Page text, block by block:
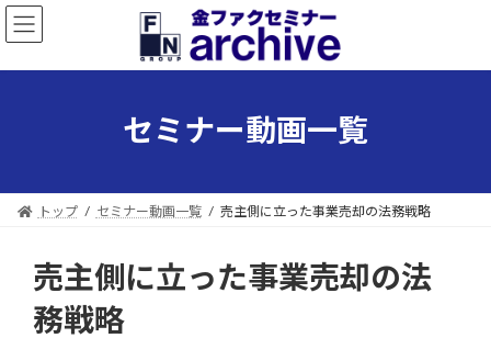
コ
ン
ッ
ナ
ビ
移
セミナー動画一覧
トップ セミナー動画一覧 売主側に立った事業売却の法務戦略
売主側に立った事業売却の法
務戦略